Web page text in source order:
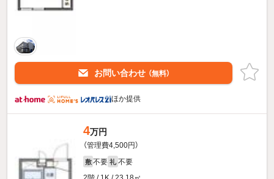
お問い合わせ （無料）
ほか提供
4万円
（管理費4,500円）
敷 不要 礼 不要